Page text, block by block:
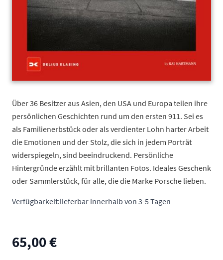
Über 36 Besitzer aus Asien, den USA und Europa teilen ihre
persönlichen Geschichten rund um den ersten 911. Sei es
als Familienerbstück oder als verdienter Lohn harter Arbeit
die Emotionen und der Stolz, die sich in jedem Porträt
widerspiegeln, sind beeindruckend. Persönliche
Hintergründe erzählt mit brillanten Fotos. Ideales Geschenk
oder Sammlerstück, für alle, die die Marke Porsche lieben.
Verfügbarkeit:lieferbar innerhalb von 3-5 Tagen
65,00 €